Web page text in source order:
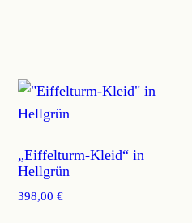
„Eiffelturm-Kleid“ in
Hellgrün
398,00 €